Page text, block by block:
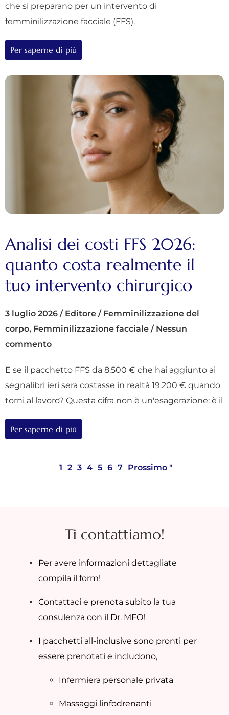
che si preparano per un intervento di
femminilizzazione facciale (FFS).
Per saperne di più
Analisi dei costi FFS 2026:
quanto costa realmente il
tuo intervento chirurgico
3 luglio 2026 / Editore / Femminilizzazione del
corpo, Femminilizzazione facciale / Nessun
commento
E se il pacchetto FFS da 8.500 € che hai aggiunto ai
segnalibri ieri sera costasse in realtà 19.200 € quando
torni al lavoro? Questa cifra non è un'esagerazione: è il
Per saperne di più
1 2 3 4 5 6 7 Prossimo "
Ti contattiamo!
Per avere informazioni dettagliate
compila il form!
Contattaci e prenota subito la tua
consulenza con il Dr. MFO!
I pacchetti all-inclusive sono pronti per
essere prenotati e includono,
Infermiera personale privata
Massaggi linfodrenanti